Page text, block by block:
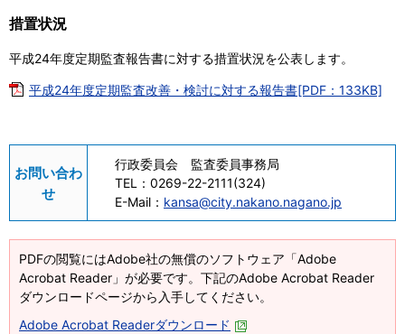
措置状況
平成24年度定期監査報告書に対する措置状況を公表します。
平成24年度定期監査改善・検討に対する報告書[PDF：133KB]
お問い合わ
せ
行政委員会 監査委員事務局
TEL： 0269-22-2111(324)
E-Mail： kansa@city.nakano.nagano.jp
PDFの閲覧にはAdobe社の無償のソフトウェア「Adobe
Acrobat Reader」が必要です。下記のAdobe Acrobat Reader
ダウンロードページから入手してください。
Adobe Acrobat Readerダウンロード